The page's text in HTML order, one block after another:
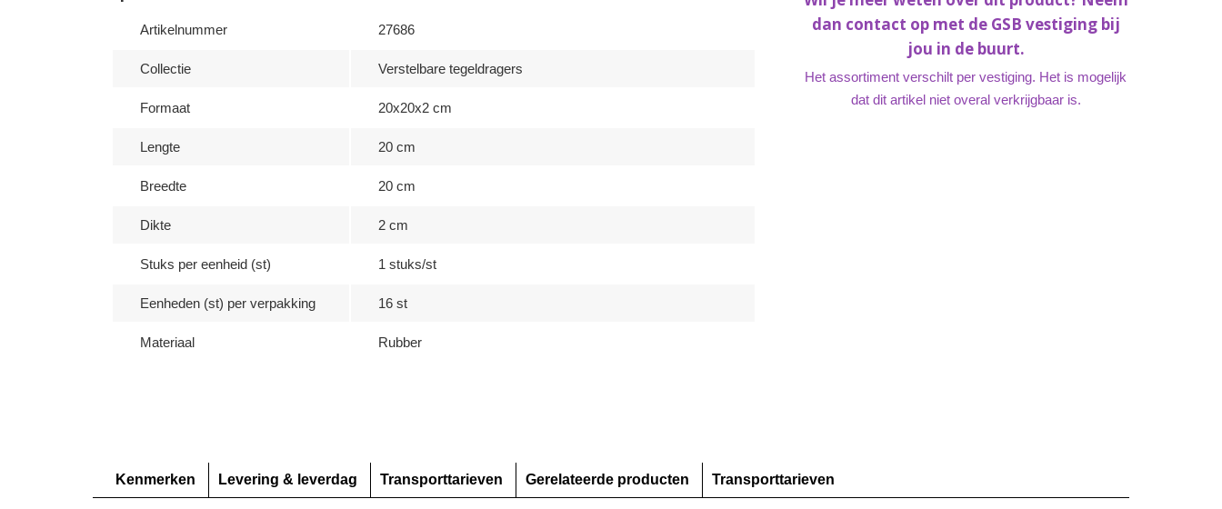
Artikelnummer 27686
Collectie Verstelbare tegeldragers
Formaat 20x20x2 cm
Lengte 20 cm
Breedte 20 cm
Dikte 2 cm
Stuks per eenheid (st) 1 stuks/st
Eenheden (st) per verpakking 16 st
Materiaal Rubber
dan contact op met de GSB vestiging bij
jou in de buurt.
Het assortiment verschilt per vestiging. Het is mogelijk
dat dit artikel niet overal verkrijgbaar is.
Kenmerken Levering & leverdag Transporttarieven Gerelateerde producten Transporttarieven